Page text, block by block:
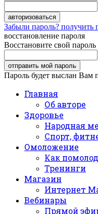
Забыли пароль? получить
восстановление пароля
Восстановите свой пароль
Пароль будет выслан Вам
Главная
Об авторе
Здоровье
Народная
Спорт,
Омоложение
Как
Тренинги
Магазин
Интернет
Вебинары
Прямой